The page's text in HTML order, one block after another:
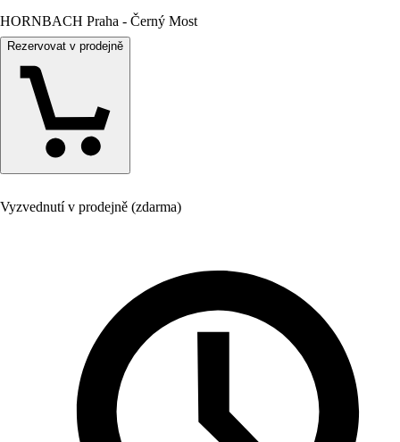
HORNBACH Praha - Černý Most
Rezervovat v prodejně
Vyzvednutí v prodejně (zdarma)